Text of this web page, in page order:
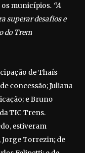
os municípios. “A
superar desafios e
do Trem
de Thaís
concessão; Juliana
e Bruno
TIC Trens.
estiveram
Jorge Torrezin; de